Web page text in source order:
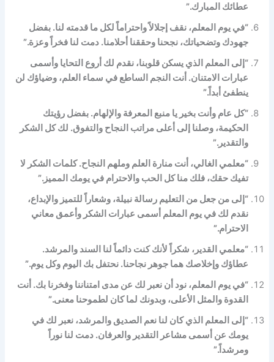
عطائك المبارك.”
“في يوم المعلم، نقف إجلالاً واحتراماً لكل ما قدمته لنا. بفضل
جهودك وتضحياتك، نجحنا وحققنا أحلامنا. دمت لنا فخراً وعزة.”
“إلى المعلم الذي يسكن قلوبنا، نقدم لك أروع التحايا وأسمى
عبارات الامتنان. أنت النجم الساطع في سماء العلم، وضياؤك لن
ينطفئ أبداً.”
“كل عام وأنت بخير يا منبع المعرفة والإلهام. بفضل رؤيتك
الحكيمة، وصلنا إلى أعلى مراتب النجاح والتفوق. لك كل الشكر
والتقدير.”
“معلمي الغالي، أنت منارة العلم وملهم النجاح. كلمات الشكر لا
تفيك حقك، فلك منا كل الحب والاحترام في يومك المميز.”
“إلى من جعل من التعليم رسالة نبيلة، وشعاراً للتميز والإبداع،
نقدم لك في يوم المعلم أسمى عبارات الشكر وأعمق معاني
الاحترام.”
“معلمي القدير، شكراً لأنك كنت دائماً لنا السند والمرشد.
عطاؤك وإخلاصك هما جوهر نجاحنا. نحتفل بك اليوم وكل يوم.”
“في يوم المعلم، نود أن نعبر لك عن مدى امتناننا وفخرنا بك. أنت
القدوة والمثل الأعلى، وبدونك لما كان لطموحنا معنى.”
“إلى المعلم الذي كان لنا نعم الصديق والمرشد، نعبر لك في
يومك عن أسمى مشاعر التقدير والعرفان. دمت لنا نوراً
ومرشداً.”